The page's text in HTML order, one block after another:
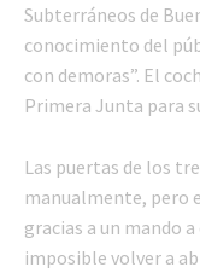
Subterráneos de
conocimiento del
con demoras”. El
Primera Junta para
Las puertas de los
manualmente, pero
gracias a un mando
imposible volver a